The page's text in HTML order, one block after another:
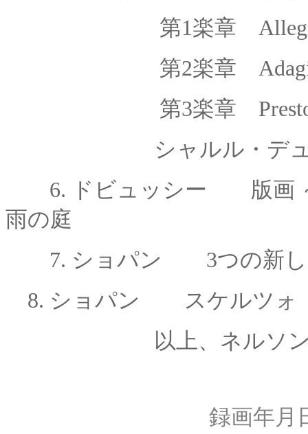
第1楽章
第2楽章
第3楽章
シャルル・デ
6.
ドビュッシー 版
雨の庭
7. ショパン 3つの新
8. ショパン スケルツ
以上、ネルソ
録画年月